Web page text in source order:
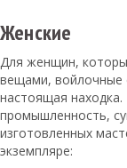
Женские
Для женщин,
вещами, войлочные
настоящая
промышленность,
изготовленных
экземпляре: